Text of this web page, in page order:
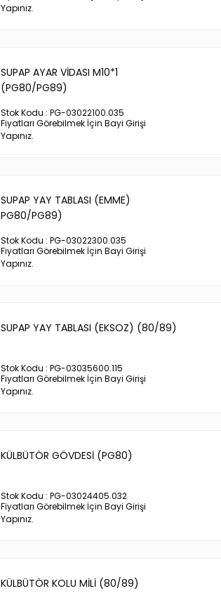
Yapınız.
SUPAP AYAR VİDASI M10*1
(PG80/PG89)
Stok Kodu : PG-03022100.035
Fiyatları Görebilmek İçin Bayi Girişi
Yapınız.
SUPAP YAY TABLASI (EMME)
PG80/PG89)
Stok Kodu : PG-03022300.035
Fiyatları Görebilmek İçin Bayi Girişi
Yapınız.
SUPAP YAY TABLASI (EKSOZ) (80/89)
Stok Kodu : PG-03035600.115
Fiyatları Görebilmek İçin Bayi Girişi
Yapınız.
KÜLBÜTÖR GÖVDESİ (PG80)
Stok Kodu : PG-03024405.032
Fiyatları Görebilmek İçin Bayi Girişi
Yapınız.
KÜLBÜTÖR KOLU MİLİ (80/89)